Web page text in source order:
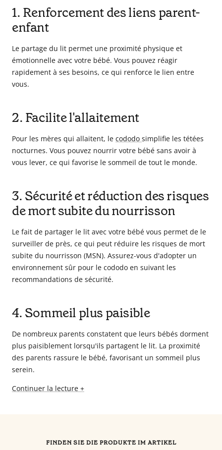
1. Renforcement des liens parent-
enfant
Le partage du lit permet une proximité physique et
émotionnelle avec votre bébé. Vous pouvez réagir
rapidement à ses besoins, ce qui renforce le lien entre
vous.
2. Facilite l'allaitement
Pour les mères qui allaitent, le cododo simplifie les tétées
nocturnes. Vous pouvez nourrir votre bébé sans avoir à
vous lever, ce qui favorise le sommeil de tout le monde.
3. Sécurité et réduction des risques
de mort subite du nourrisson
Le fait de partager le lit avec votre bébé vous permet de le
surveiller de près, ce qui peut réduire les risques de mort
subite du nourrisson (MSN). Assurez-vous d'adopter un
environnement sûr pour le cododo en suivant les
recommandations de sécurité.
4. Sommeil plus paisible
De nombreux parents constatent que leurs bébés dorment
plus paisiblement lorsqu'ils partagent le lit. La proximité
des parents rassure le bébé, favorisant un sommeil plus
serein.
Continuer la lecture +
FINDEN SIE DIE PRODUKTE IM ARTIKEL